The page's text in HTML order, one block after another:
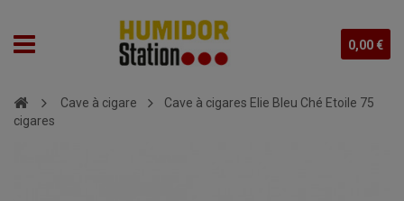
0,00 €
Cave à cigare
Cave à cigares Elie Bleu Ché Etoile 75
cigares